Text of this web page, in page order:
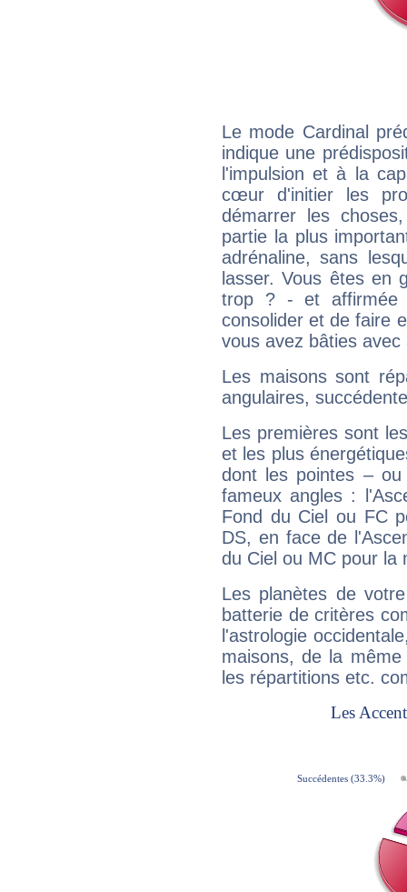
Le mode Cardinal
indique une
l'impulsion et à la
cœur d'initier les
démarrer les
partie la plus
adrénaline, sans
lasser. Vous êtes en
trop ? - et affirmée
consolider et de faire
vous avez bâties avec
Les maisons sont
angulaires,
Les premières sont
et les plus
dont les pointes –
fameux angles :
Fond du Ciel ou FC
DS, en face de
du Ciel ou MC pour la
Les planètes de
batterie de critères
l'astrologie
maisons, de la
les répartitions etc.